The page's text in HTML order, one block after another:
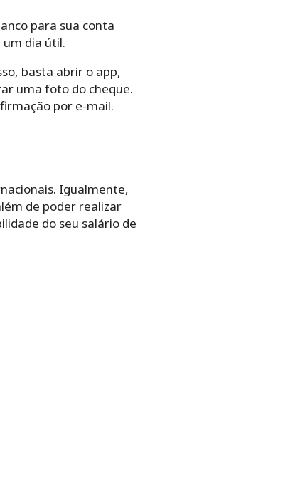
para sua conta
dia útil.
basta abrir o app,
uma foto do cheque.
por e-mail.
Igualmente,
de poder realizar
do seu salário de